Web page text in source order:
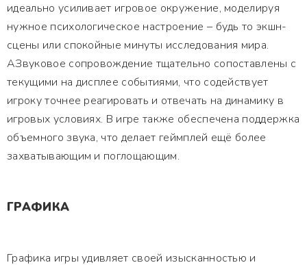
идеально усиливает игровое окружение, моделируя
нужное психологическое настроение – будь то экшн-
сцены или спокойные минуты исследования мира.
АЗвуковое сопровождение тщательно сопоставлены с
текущими на дисплее событиями, что содействует
игроку точнее реагировать и отвечать на динамику в
игровых условиях. В игре также обеспечена поддержка
объемного звука, что делает геймплей ещё более
захватывающим и поглощающим.
ГРАФИКА
Графика игры удивляет своей изысканностью и